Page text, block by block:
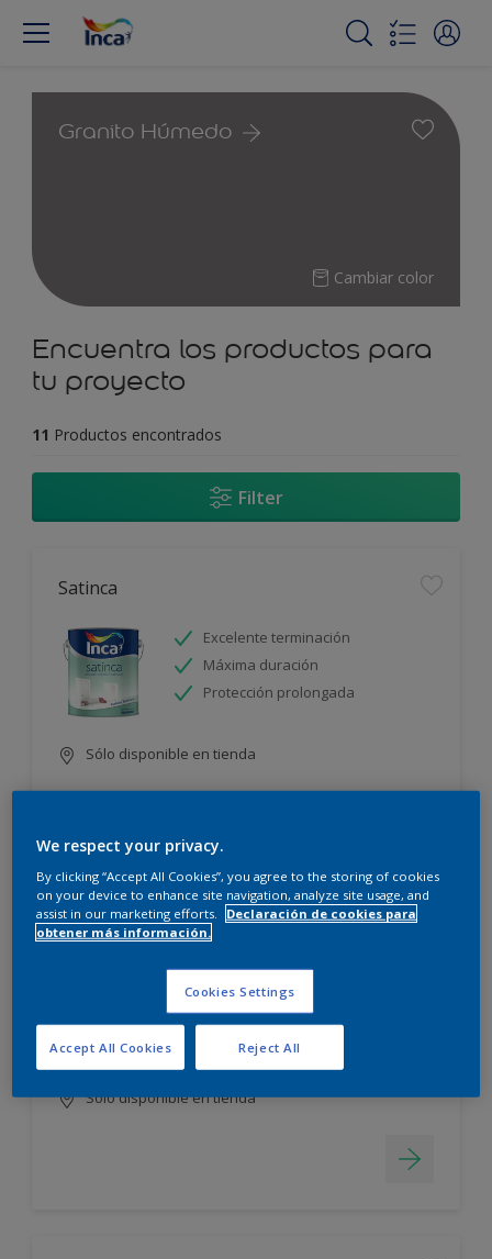
Granito Húmedo
Cambiar color
Encuentra los productos para
tu proyecto
11 Productos encontrados
Filter
Satinca
Excelente terminación
Máxima duración
Protección prolongada
Sólo disponible en tienda
Incamax
Blanco más durable
Sólo disponible en tienda
We respect your privacy.
By clicking “Accept All Cookies”, you agree to the storing of cookies
on your device to enhance site navigation, analyze site usage, and
assist in our marketing efforts.
Declaración de cookies para
obtener más información.
Cookies Settings
Reject All
Accept All Cookies